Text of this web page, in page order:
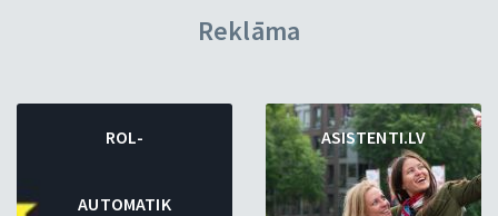
Reklāma
ROL-
AUTOMATIK
ASISTENTI.LV